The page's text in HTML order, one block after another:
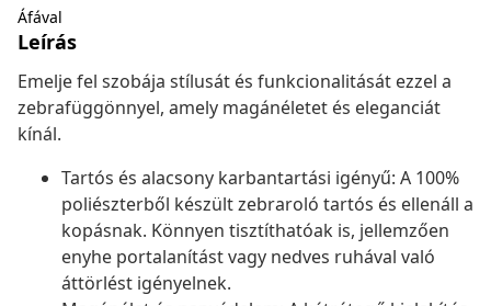
Áfával
Leírás
Emelje fel szobája stílusát és funkcionalitását ezzel a
zebrafüggönnyel, amely magánéletet és eleganciát
kínál.
Tartós és alacsony karbantartási igényű: A 100%
poliészterből készült zebraroló tartós és ellenáll a
kopásnak. Könnyen tisztíthatóak is, jellemzően
enyhe portalanítást vagy nedves ruhával való
áttörlést igényelnek.